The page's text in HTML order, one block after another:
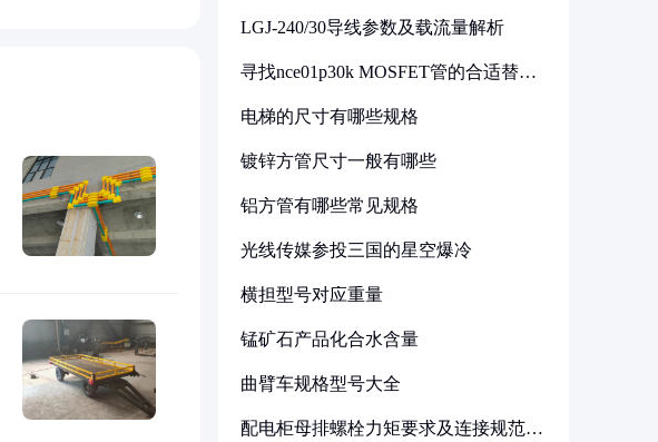
LGJ-240/30导线参数及载流量解析
寻找nce01p30k MOSFET管的合适替代
电梯的尺寸有哪些规格
镀锌方管尺寸一般有哪些
铝方管有哪些常见规格
光线传媒参投三国的星空爆冷
横担型号对应重量
锰矿石产品化合水含量
曲臂车规格型号大全
配电柜母排螺栓力矩要求及连接规范详